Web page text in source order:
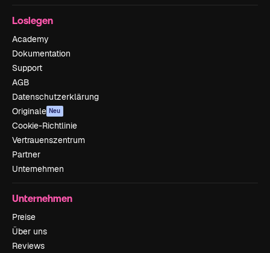
Loslegen
Academy
Dokumentation
Support
AGB
Datenschutzerklärung
Originale Neu
Cookie-Richtlinie
Vertrauenszentrum
Partner
Unternehmen
Unternehmen
Preise
Über uns
Reviews